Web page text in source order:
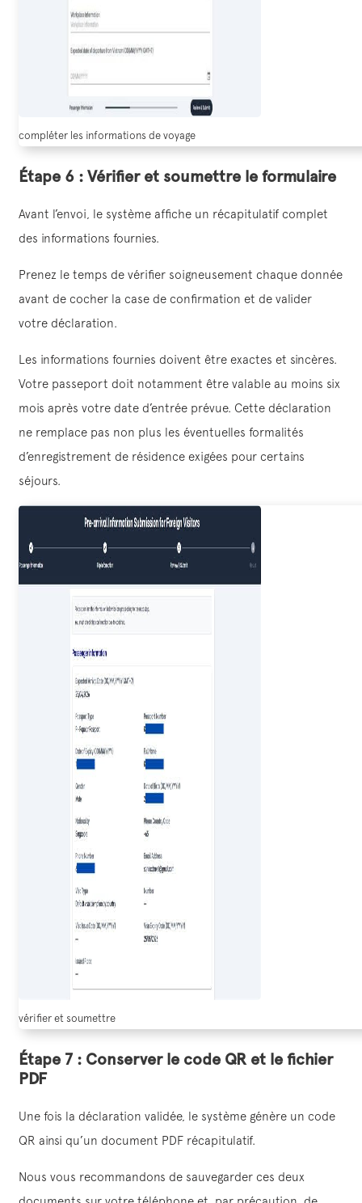
compléter les informations de voyage
Étape 6 : Vérifier et soumettre le formulaire
Avant l’envoi, le système affiche un récapitulatif complet
des informations fournies.
Prenez le temps de vérifier soigneusement chaque donnée
avant de cocher la case de confirmation et de valider
votre déclaration.
Les informations fournies doivent être exactes et sincères.
Votre passeport doit notamment être valable au moins six
mois après votre date d’entrée prévue. Cette déclaration
ne remplace pas non plus les éventuelles formalités
d’enregistrement de résidence exigées pour certains
séjours.
vérifier et soumettre
Étape 7 : Conserver le code QR et le fichier
PDF
Une fois la déclaration validée, le système génère un code
QR ainsi qu’un document PDF récapitulatif.
Nous vous recommandons de sauvegarder ces deux